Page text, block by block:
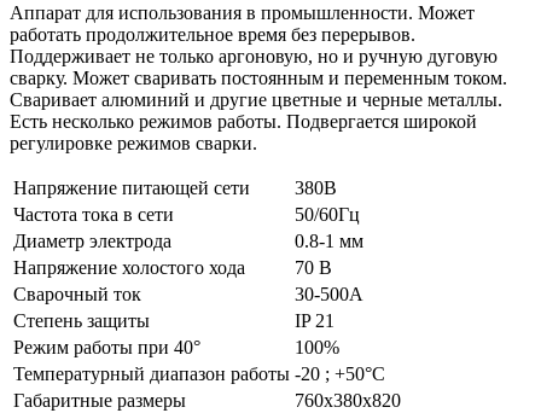
Аппарат для использования в промышленности. Может
работать продолжительное время без перерывов.
Поддерживает не только аргоновую, но и ручную дуговую
сварку. Может сваривать постоянным и переменным током.
Сваривает алюминий и другие цветные и черные металлы.
Есть несколько режимов работы. Подвергается широкой
регулировке режимов сварки.
Напряжение питающей сети
380В
Частота тока в сети
50/60Гц
Диаметр электрода
0.8-1 мм
Напряжение холостого хода
70 В
Сварочный ток
30-500A
Степень защиты
IP 21
Режим работы при 40°
100%
Температурный диапазон работы -20 ; +50°C
Габаритные размеры
760x380x820